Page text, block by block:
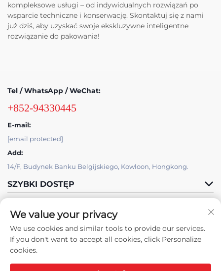
kompleksowe usługi – od indywidualnych rozwiązań po
wsparcie techniczne i konserwację. Skontaktuj się z nami
już dziś, aby uzyskać swoje ekskluzywne inteligentne
rozwiązanie do pakowania!
Tel / WhatsApp / WeChat:
+852-94330445
E-mail:
[email protected]
Add:
14/F, Budynek Banku Belgijskiego, Kowloon, Hongkong.
SZYBKI DOSTĘP
We value your privacy
We use cookies and similar tools to provide our services.
If you don't want to accept all cookies, click Personalize
cookies.